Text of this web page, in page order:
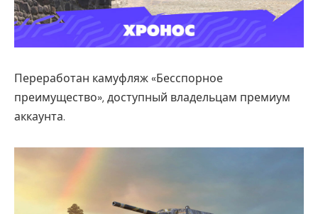
Переработан камуфляж «Бесспорное
преимущество», доступный владельцам премиум
аккаунта.